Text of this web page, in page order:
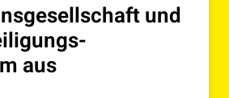
und
aus